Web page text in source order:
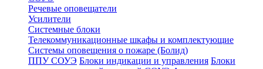
Речевые оповещатели
Усилители
Системные блоки
Телекоммуникационные шкафы и комплектующие
Системы оповещения о пожаре (Болид)
ППУ СОУЭ Блоки индикации и управления Блоки